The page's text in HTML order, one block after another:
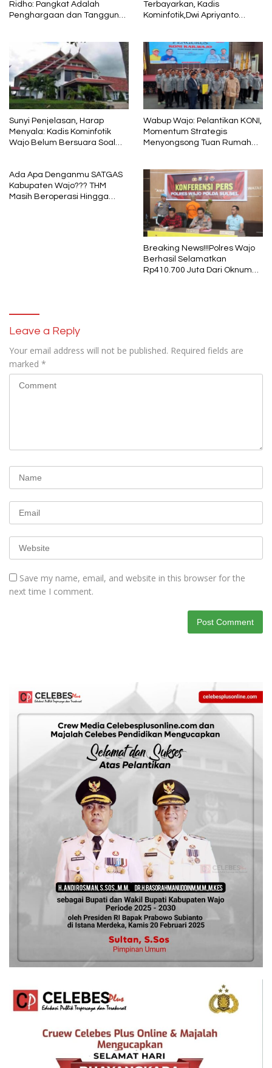
Ridho: Pangkat Adalah
Penghargaan dan Tanggung
Terbayarkan, Kadis
Kominfotik,Dwi Apriyanto
Sunyi Penjelasan, Harap
Menyala: Kadis Kominfotik
Wajo Belum Bersuara Soal
Wabup Wajo: Pelantikan KONI,
Momentum Strategis
Menyongsong Tuan Rumah
Ada Apa Denganmu SATGAS
Kabupaten Wajo??? THM
Masih Beroperasi Hingga
Breaking News!!!Polres Wajo
Berhasil Selamatkan
Rp410.700 Juta Dari Oknum
Leave a Reply
Your email address will not be published. Required fields are
marked *
Save my name, email, and website in this browser for the
next time I comment.